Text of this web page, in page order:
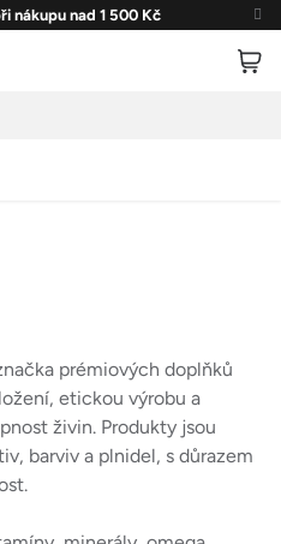
nákupu nad 1 500 Kč
prémiových doplňků
etickou výrobu a
živin. Produkty jsou
barviv a plnidel, s důrazem